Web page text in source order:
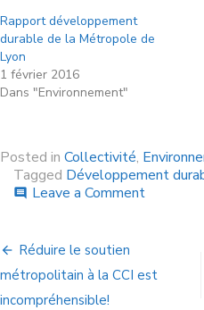
Rapport développement
durable de la Métropole de
Lyon
1 février 2016
Dans "Environnement"
Posted in Collectivité,
Tagged Développement
comment Leave a Comment
Réduire le soutien
métropolitain à la CCI est
incompréhensible!